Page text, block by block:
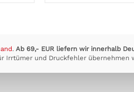
. Ab 69,- EUR liefern wir innerhalb
Irrtümer und Druckfehler übernehmen